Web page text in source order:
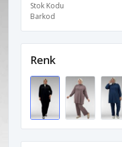
Stok Kodu
Barkod
Renk